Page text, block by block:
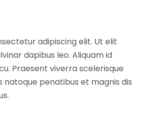
adipiscing elit. Ut elit
dapibus leo. Aliquam id
Praesent viverra scelerisque
natoque penatibus et magnis dis